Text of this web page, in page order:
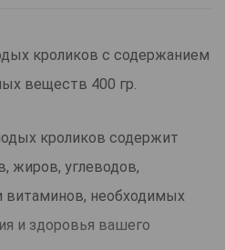
кроликов с содержанием
веществ 400 гр.
кроликов содержит
жиров, углеводов,
необходимых
и здоровья вашего